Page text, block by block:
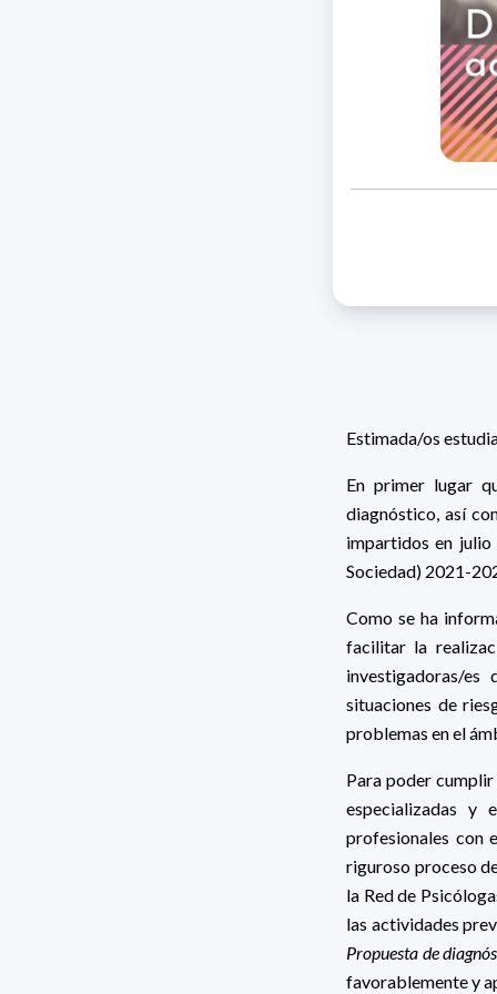
Estimada/os
En primer lugar
diagnóstico, así
impartidos en
Sociedad) 2021-
Como se ha
facilitar la
investigadoras/
situaciones de
problemas en el
Para poder
especializadas y
profesionales con
riguroso proceso
la Red de
las actividades
Propuesta de
favorablemente y